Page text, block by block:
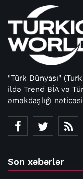
"Türk Dünyası"
ildə Trend BİA və
əməkdaşlığı
Son xəbərlər